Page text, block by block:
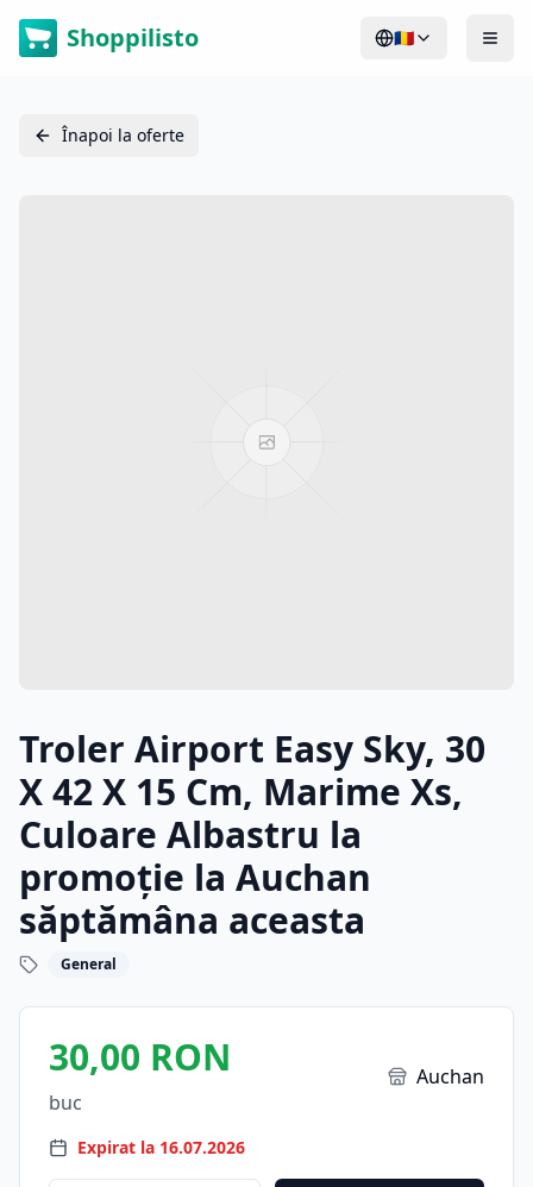
Shoppilisto 🇷🇴
Înapoi la oferte
Troler Airport Easy Sky, 30
X 42 X 15 Cm, Marime Xs,
Culoare Albastru la
promoție la Auchan
săptămâna aceasta
General
30,00 RON
buc
Auchan
Expirat la 16.07.2026